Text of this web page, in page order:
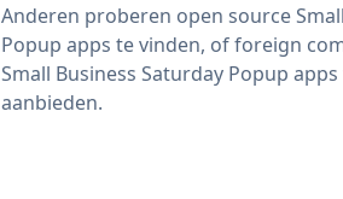
Anderen proberen open source
Popup apps te vinden, of foreign
Small Business Saturday Popup
aanbieden.